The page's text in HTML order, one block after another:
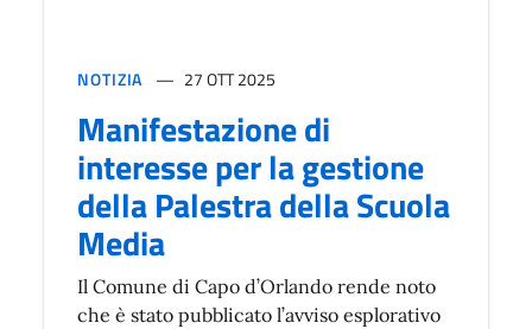
NOTIZIA 27 OTT 2025
Manifestazione di
interesse per la gestione
della Palestra della Scuola
Media
Il Comune di Capo d’Orlando rende noto
che è stato pubblicato l’avviso esplorativo